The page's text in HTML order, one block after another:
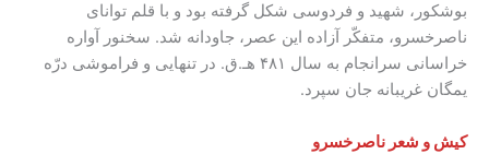
بوشکور، شهید و فردوسی شکل گرفته بود و با قلم توانای
ناصرخسرو، متفکّر آزاده‌ این عصر، جاودانه شد. سخنور آواره‌
خراسانی سرانجام به سال ۴۸۱ هـ.ق. در تنهایی و فراموشی درّه‌
یمگان غریبانه جان سپرد.
کیش و شعر ناصرخسرو